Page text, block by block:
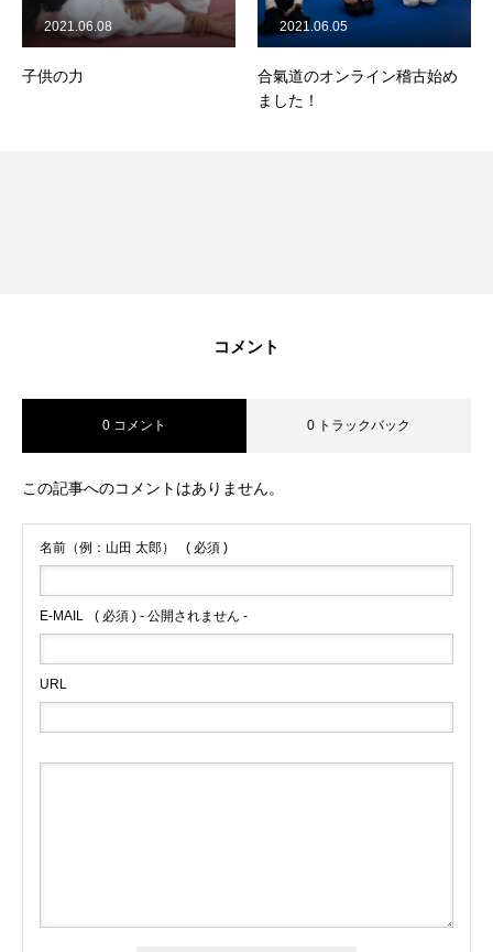
合氣道のオンライン稽古始め
2021.06.05
今年もよろしくお願いします
2023.01.03
コメント
0 コメント 0 トラックバック
この記事へのコメントはありません。
名前（例：山田 太郎） ( 必須 )
E-MAIL ( 必須 ) - 公開されません -
URL